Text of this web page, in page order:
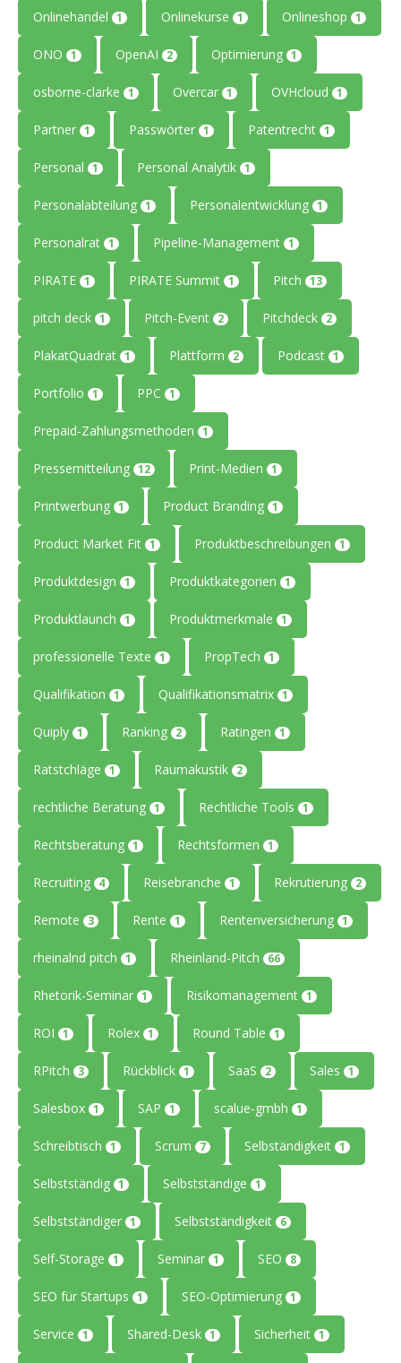
Onlinehandel 1 Onlinekurse 1 Onlineshop 1
ONO 1 OpenAI 2 Optimierung 1
osborne-clarke 1 Overcar 1 OVHcloud 1
Partner 1 Passwörter 1 Patentrecht 1
Personal 1 Personal Analytik 1
Personalabteilung 1 Personalentwicklung 1
Personalrat 1 Pipeline-Management 1
PIRATE 1 PIRATE Summit 1 Pitch 13
pitch deck 1 Pitch-Event 2 Pitchdeck 2
PlakatQuadrat 1 Plattform 2 Podcast 1
Portfolio 1 PPC 1
Prepaid-Zahlungsmethoden 1
Pressemitteilung 12 Print-Medien 1
Printwerbung 1 Product Branding 1
Product Market Fit 1 Produktbeschreibungen 1
Produktdesign 1 Produktkategorien 1
Produktlaunch 1 Produktmerkmale 1
professionelle Texte 1 PropTech 1
Qualifikation 1 Qualifikationsmatrix 1
Quiply 1 Ranking 2 Ratingen 1
Ratstchläge 1 Raumakustik 2
rechtliche Beratung 1 Rechtliche Tools 1
Rechtsberatung 1 Rechtsformen 1
Recruiting 4 Reisebranche 1 Rekrutierung 2
Remote 3 Rente 1 Rentenversicherung 1
rheinalnd pitch 1 Rheinland-Pitch 66
Rhetorik-Seminar 1 Risikomanagement 1
ROI 1 Rolex 1 Round Table 1
RPitch 3 Rückblick 1 SaaS 2 Sales 1
Salesbox 1 SAP 1 scalue-gmbh 1
Schreibtisch 1 Scrum 7 Selbständigkeit 1
Selbstständig 1 Selbstständige 1
Selbstständiger 1 Selbstständigkeit 6
Self-Storage 1 Seminar 1 SEO 8
SEO für Startups 1 SEO-Optimierung 1
Service 1 Shared-Desk 1 Sicherheit 1